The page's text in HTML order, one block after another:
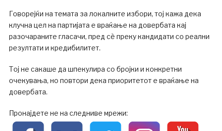
Говорејќи на темата за локалните избори, тој кажа дека
клучна цел на партијата е враќање на довербата кај
разочараните гласачи, пред сè преку кандидати со реални
резултати и кредибилитет.
Тој не сакаше да шпекулира со бројки и конкретни
очекувања, но повтори дека приоритетот е враќање на
довербата.
Пронајдете не на следниве мрежи: